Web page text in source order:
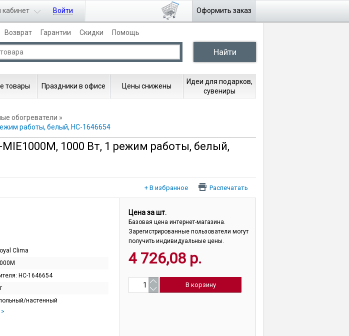
Оформить заказ
Войти
Возврат Гарантии Скидки Помощь
товары Праздники в офисе Цены снижены
Идеи для подарков,
сувениры
обогреватели
работы, белый, НС-1646654
1000 Вт, 1 режим работы, белый,
Распечатать
Clima
НС-1646654
настенный
Цена за шт.
Базовая цена интернет-магазина.
Зарегистрированные пользователи могут
получить индивидуальные цены.
4 726,08 р.